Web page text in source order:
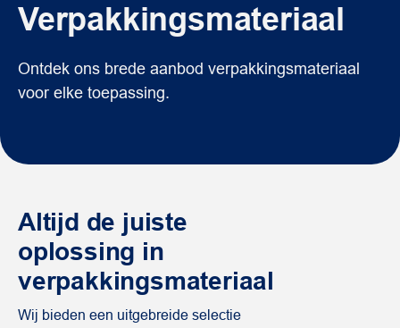
Verpakkingsmateriaal
Ontdek ons brede aanbod verpakkingsmateriaal
voor elke toepassing.
Altijd de juiste
oplossing in
verpakkingsmateriaal
Wij bieden een uitgebreide selectie